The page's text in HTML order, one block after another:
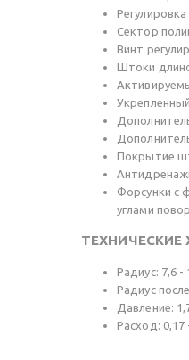
Сектор
Винт
Штоки
Покрытие
Форсунки с
углами
ТЕХНИЧЕСКИЕ
Радиус: 7,6 -
Радиус
Давление:
Расход: 0,17